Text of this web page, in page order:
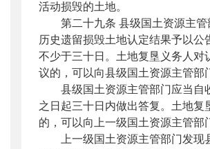
活动损毁的土地。
第二十九条 县级国土资源主管
历史遗留损毁土地认定结果予以公
不少于三十日。土地复垦义务人对
议的，可以向县级国土资源主管部
县级国土资源主管部门应当自
之日起三十日内做出答复。土地复
的，可以向上一级国土资源主管部
上一级国土资源主管部门发现